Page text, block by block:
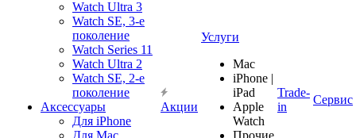
Watch Ultra 3
Watch SE, 3-е
поколение
Watch Series 11
Watch Ultra 2
Watch SE, 2-е
поколение
Аксессуары
Для iPhone
Для Mac
Акции
Услуги
Mac
iPhone |
iPad
Apple
Watch
Прочие
Trade-
in
Сервис